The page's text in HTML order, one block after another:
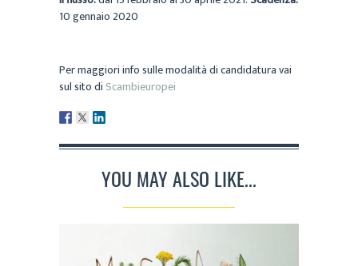
10 gennaio 2020
Per maggiori info sulle modalità di candidatura vai
sul sito di Scambieuropei
YOU MAY ALSO LIKE...